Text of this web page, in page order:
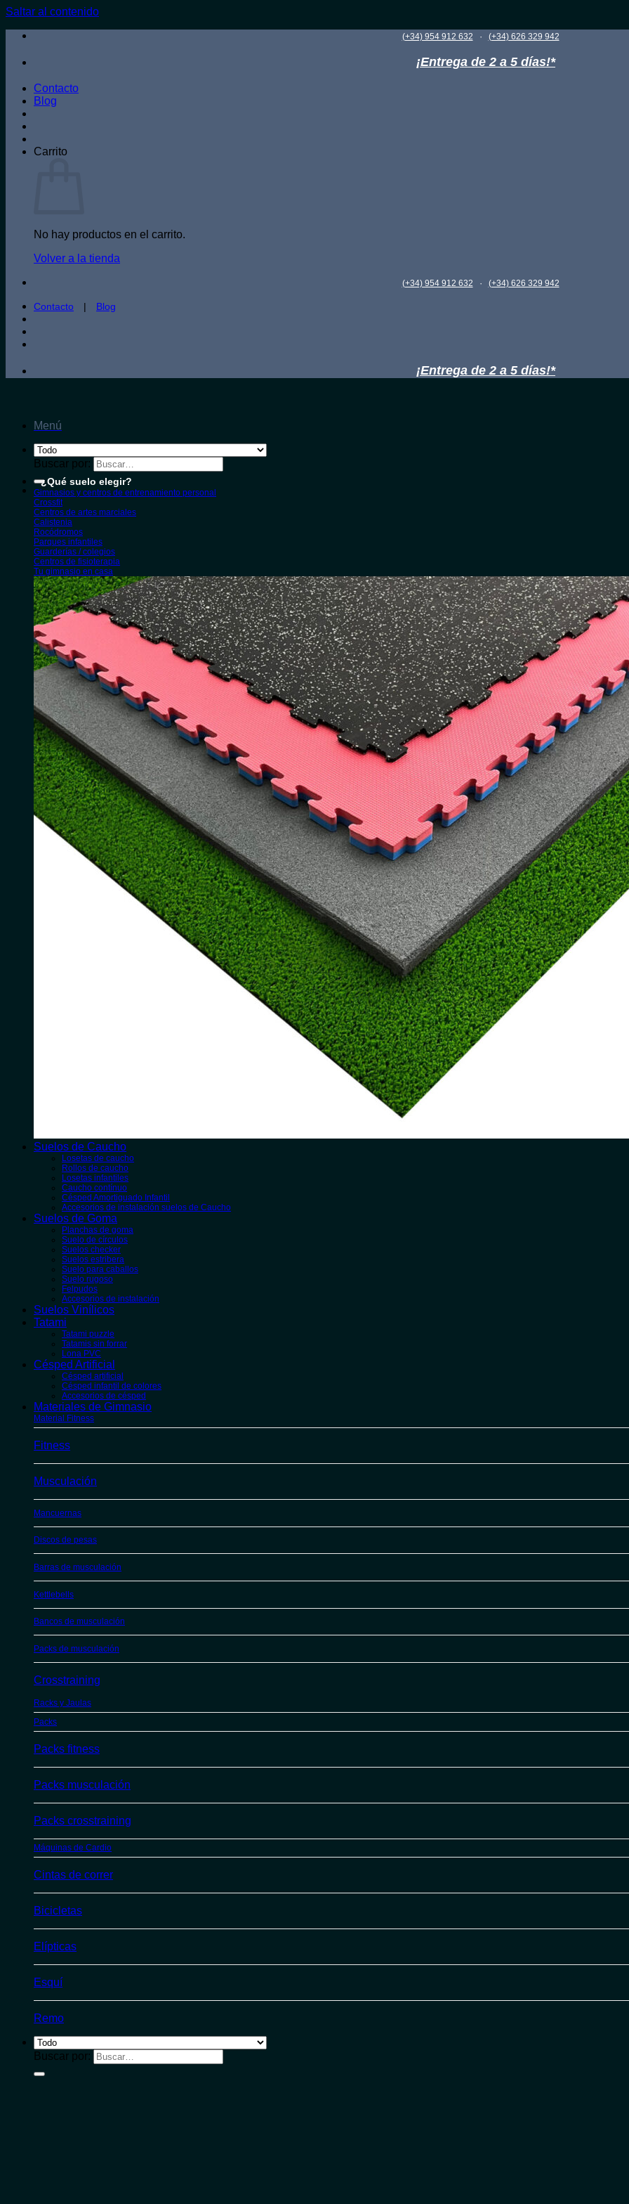
Saltar al contenido
(+34) 954 912 632 · (+34) 626 329 942
¡Entrega de 2 a 5 días!*
Contacto
Blog
Carrito
No hay productos en el carrito.
Volver a la tienda
(+34) 954 912 632 · (+34) 626 329 942
Contacto | Blog
¡Entrega de 2 a 5 días!*
Menú
Buscar por:
¿Qué suelo elegir?
Gimnasios y centros de entrenamiento personal
Crossfit
Centros de artes marciales
Calistenia
Rocódromos
Parques infantiles
Guarderías / colegios
Centros de fisioterapia
Tu gimnasio en casa
Suelos de Caucho
Losetas de caucho
Rollos de caucho
Losetas infantiles
Caucho contínuo
Césped Amortiguado Infantil
Accesorios de instalación suelos de Caucho
Suelos de Goma
Planchas de goma
Suelo de círculos
Suelos checker
Suelos estribera
Suelo para caballos
Suelo rugoso
Felpudos
Accesorios de instalación
Suelos Vinílicos
Tatami
Tatami puzzle
Tatamis sin forrar
Lona PVC
Césped Artificial
Césped artificial
Césped infantil de colores
Accesorios de césped
Materiales de Gimnasio
Material Fitness
Fitness
Musculación
Mancuernas
Discos de pesas
Barras de musculación
Kettlebells
Bancos de musculación
Packs de musculación
Crosstraining
Racks y Jaulas
Packs
Packs fitness
Packs musculación
Packs crosstraining
Máquinas de Cardio
Cintas de correr
Bicicletas
Elípticas
Esquí
Remo
Buscar por: